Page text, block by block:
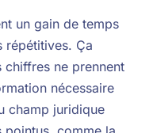
un gain de temps
répétitives. Ça
chiffres ne prennent
nécessaire
champ juridique